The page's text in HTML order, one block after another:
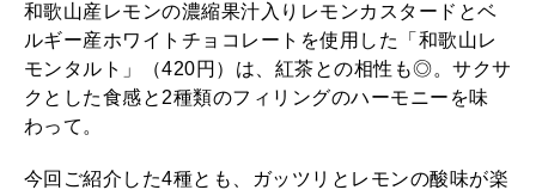
和歌山産レモンの濃縮果汁入りレモンカスタードとベ
ルギー産ホワイトチョコレートを使用した「和歌山レ
モンタルト」（420円）は、紅茶との相性も◎。サクサ
クとした食感と2種類のフィリングのハーモニーを味
わって。
今回ご紹介した4種とも、ガッツリとレモンの酸味が楽